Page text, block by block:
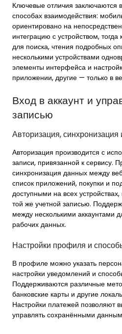
Ключевые отличия заключаются
способах взаимодействия:
ориентировано на
интеграцию с устройством, тогда
для поиска, чтения подробных
несколькими устройствами
элементы интерфейса и
приложении, другие — только в
Вход в аккаунт и
записью
Авторизация, синхронизация
Авторизация производится с
записи, привязанной к сервису.
синхронизация данных между
список приложений, покупки и
доступными на всех
той же учетной записью.
между несколькими аккаунтами
рабочих данных.
Настройки профиля и
В профиле можно указать
настройки уведомлений и
Поддерживаются различные
банковские карты и другие
Настройки платежей позволяют
управлять сохранёнными